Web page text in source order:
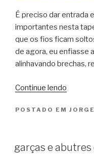
É preciso dar entrada
importantes nesta
que os fios ficam
de agora, eu enfiasse
alinhavando brechas,
Continue lendo
abutres
terra
POSTADO EM
garças e